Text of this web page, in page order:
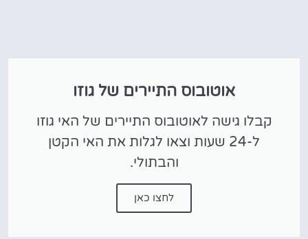
אוטובוס התיירים של גוזו
קבלו גישה לאוטובוס התיירים של האי גוזו
ל-24 שעות וצאו לגלות את האי הקטן
והבתולי.
לחצו כאן